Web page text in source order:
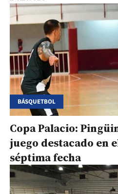
BÁSQUETBOL
Copa Palacio:
juego destacado en
séptima fecha